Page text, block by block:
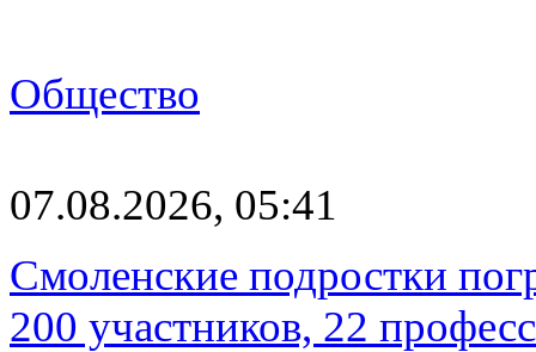
Общество
07.08.2026, 05:41
Смоленские подростки
200 участников, 22